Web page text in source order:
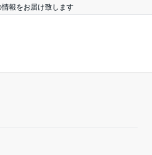
報をお届け致します